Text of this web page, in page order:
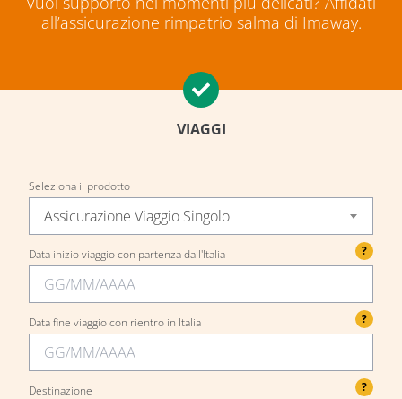
all’assicurazione rimpatrio salma di Imaway.
VIAGGI
Seleziona il prodotto
Assicurazione Viaggio Singolo
Data inizio viaggio con partenza dall'Italia ?
Data fine viaggio con rientro in Italia ?
?
Destinazione